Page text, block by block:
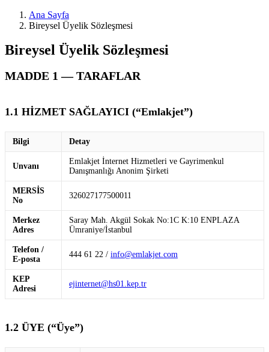
Ana Sayfa
Bireysel Üyelik Sözleşmesi
Bireysel Üyelik Sözleşmesi
MADDE 1 — TARAFLAR
1.1 HİZMET SAĞLAYICI (“Emlakjet”)
Bilgi Detay
Unvanı
Emlakjet İnternet Hizmetleri ve Gayrimenkul
Danışmanlığı Anonim Şirketi
MERSİS
No
326027177500011
Merkez
Adres
Saray Mah. Akgül Sokak No:1C K:10 ENPLAZA
Ümraniye/İstanbul
Telefon /
E-posta
444 61 22 / info@emlakjet.com
KEP
Adresi
ejinternet@hs01.kep.tr
1.2 ÜYE (“Üye”)